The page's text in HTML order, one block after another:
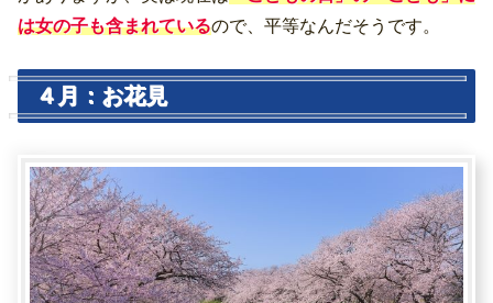
は女の子も含まれているので、平等なんだそうです。
４月：お花見